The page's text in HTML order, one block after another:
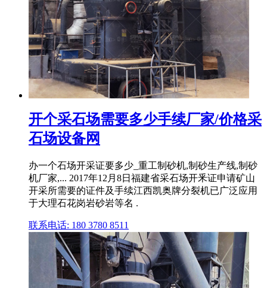
开个采石场需要多少手续厂家/价格采
石场设备网
办一个石场开采证要多少_重工制砂机,制砂生产线,制砂
机厂家,... 2017年12月8日福建省采石场开釆证申请矿山
开采所需要的证件及手续江西凯奥牌分裂机已广泛应用
于大理石花岗岩砂岩等名 .
联系电话: 180 3780 8511